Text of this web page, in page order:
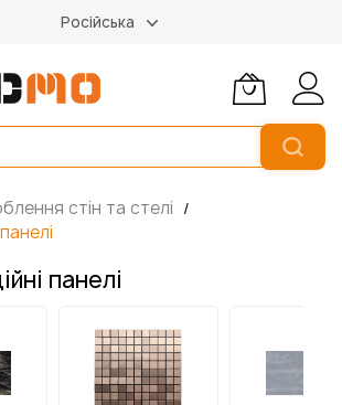
Російська
стін та стелі
панелі